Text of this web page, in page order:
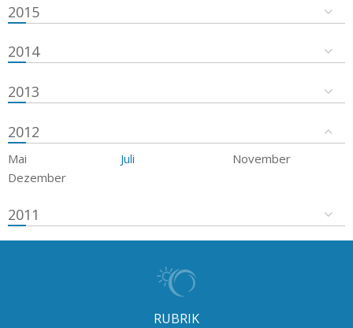
2015
2014
2013
2012
Mai Juli
November
Dezember
2011
RUBRIK